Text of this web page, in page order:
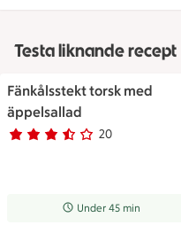
Testa liknande recept
Fänkålsstekt torsk med
äppelsallad
Betyg 3.5 av 5. 20
20 personer har röstat
Receptet tar Under 45
Under 45 min